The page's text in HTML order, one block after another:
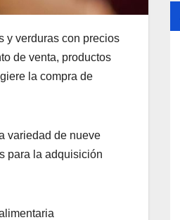
y verduras con precios
de venta, productos
la compra de
variedad de nueve
para la adquisición